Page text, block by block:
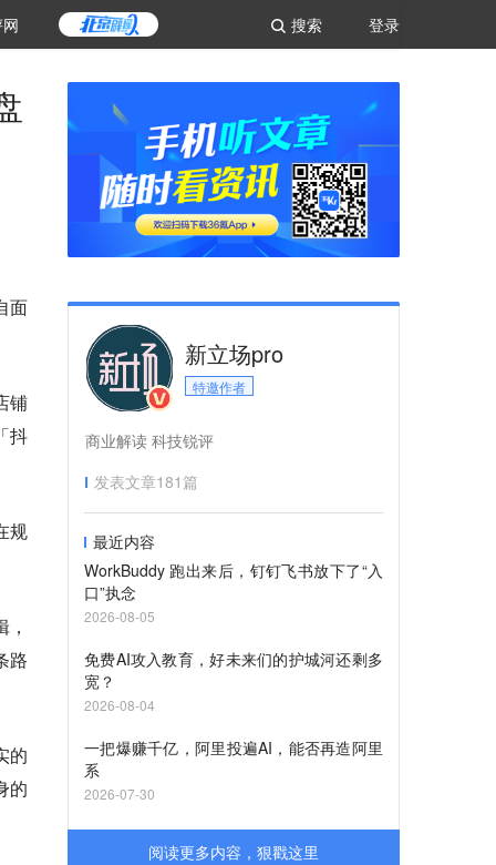
登录
搜索
面
铺
抖
规
路
的
的
新立场pro
特邀作者
商业解读 科技锐评
发表文章181篇
最近内容
WorkBuddy 跑出来后，钉钉飞书放下了“入
口”执念
2026-08-05
免费AI攻入教育，好未来们的护城河还剩多
宽？
2026-08-04
一把爆赚千亿，阿里投遍AI，能否再造阿里
系
2026-07-30
阅读更多内容，狠戳这里